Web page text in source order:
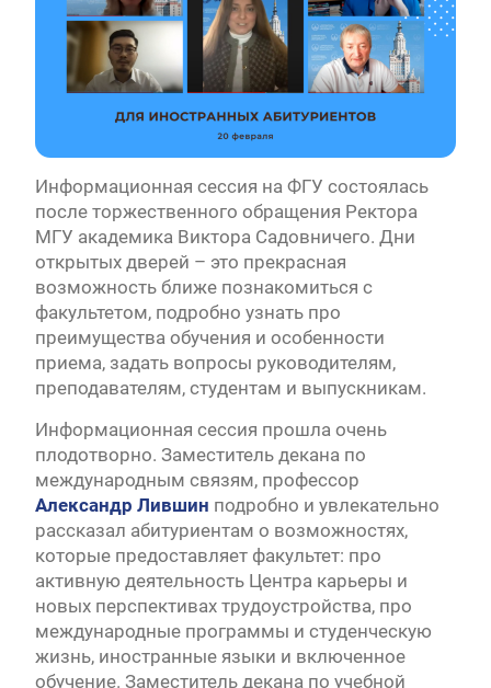
Информационная сессия на ФГУ состоялась
после торжественного обращения Ректора
МГУ академика Виктора Садовничего. Дни
открытых дверей – это прекрасная
возможность ближе познакомиться с
факультетом, подробно узнать про
преимущества обучения и особенности
приема, задать вопросы руководителям,
преподавателям, студентам и выпускникам.
Информационная сессия прошла очень
плодотворно. Заместитель декана по
международным связям, профессор
Александр Лившин подробно и увлекательно
рассказал абитуриентам о возможностях,
которые предоставляет факультет: про
активную деятельность Центра карьеры и
новых перспективах трудоустройства, про
международные программы и студенческую
жизнь, иностранные языки и включенное
обучение. Заместитель декана по учебной